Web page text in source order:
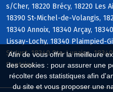
Afin de vous offrir la meilleure
des cookies : pour assurer une
récolter des statistiques afin
du site et vous proposer une
s/Cher, 18220 Brécy, 18220 Les
18390 St-Michel-de-Volangis,
18340 Annoix, 18340 Arçay,
Lissay-Lochy, 18340 Plaimpied-
St-Just, 18340 Ste-Lunaise,
Septaine